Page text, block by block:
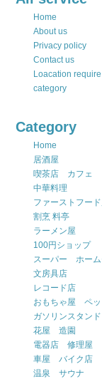
Home
About us
Privacy policy
Contact us
Loacation require
category
Category
Home
居酒屋
喫茶店 カフェ
中華料理
ファーストフー
割烹 料亭
ラーメン屋
100円ショップ
スーパー ホーム
文房具店
レコード店
おもちゃ屋 ペッ
ガソリンスタンド
花屋 造園
電器店 修理屋
車屋 バイク店
温泉 サウナ